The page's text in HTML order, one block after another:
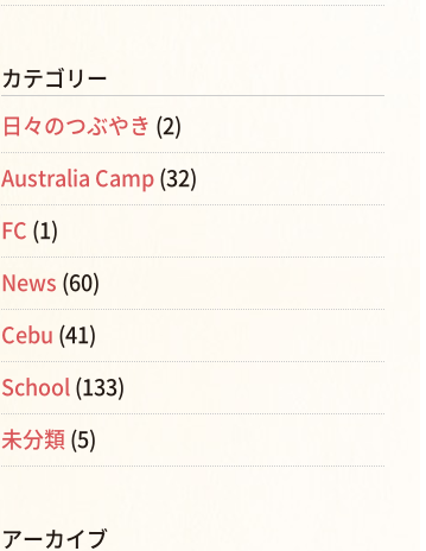
カテゴリー
日々のつぶやき (2)
Australia Camp (32)
FC (1)
News (60)
Cebu (41)
School (133)
未分類 (5)
アーカイブ